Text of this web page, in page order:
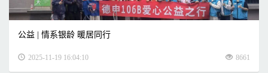
公益 | 情系银龄 暖居同行
2025-11-19 16:04:10 8661